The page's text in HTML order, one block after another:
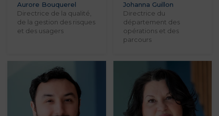
Aurore Bouquerel
Directrice de la qualité,
de la gestion des risques
et des usagers
Johanna Guillon
Directrice du
département des
opérations et des
parcours